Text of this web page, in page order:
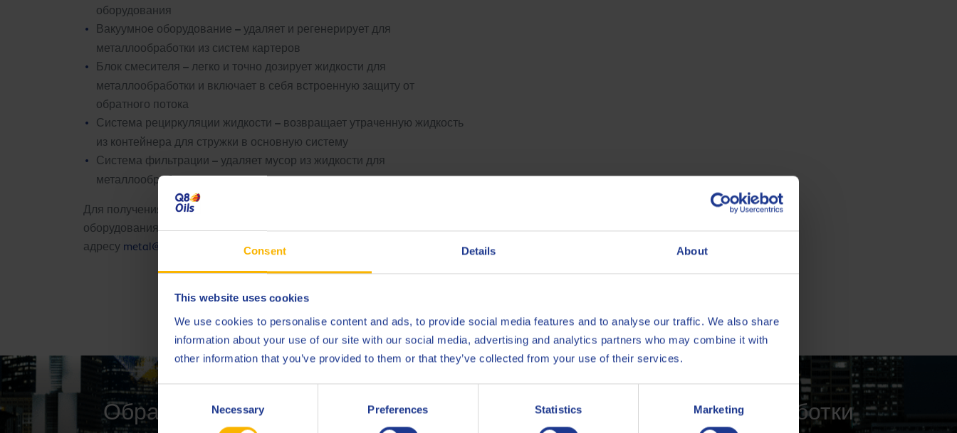
Consent Details About
This website uses cookies
We use cookies to personalise content and ads, to provide social media features and to analyse our traffic. We also share
information about your use of our site with our social media, advertising and analytics partners who may combine it with
other information that you’ve provided to them or that they’ve collected from your use of their services.
Necessary Preferences Statistics Marketing
оборудования
Вакуумное оборудование – удаляет и регенерирует для
металлообработки из систем картеров
Блок смесителя – легко и точно дозирует жидкости для
металлообработки и включает в себя встроенную защиту от
обратного потока
Система рециркуляции жидкости – возвращает утраченную жидкость
из контейнера для стружки в основную систему
Система фильтрации – удаляет мусор из жидкости для
металлообработки, не прерывая производства
Для получения более подробной информации об ассортименте
оборудования, предлагаемого Q8Oils, свяжитесь с нами по
адресу metal@Q8Oils.com
Обратитесь к одному из наших экспертов в области металлообработки